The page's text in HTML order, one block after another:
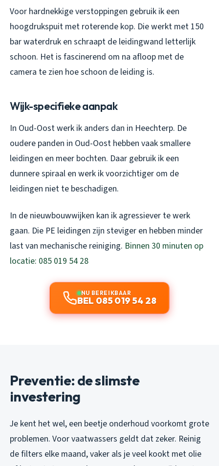
Voor hardnekkige verstoppingen gebruik ik een
hoogdrukspuit met roterende kop. Die werkt met 150
bar waterdruk en schraapt de leidingwand letterlijk
schoon. Het is fascinerend om na afloop met de
camera te zien hoe schoon de leiding is.
Wijk-specifieke aanpak
In Oud-Oost werk ik anders dan in Heechterp. De
oudere panden in Oud-Oost hebben vaak smallere
leidingen en meer bochten. Daar gebruik ik een
dunnere spiraal en werk ik voorzichtiger om de
leidingen niet te beschadigen.
In de nieuwbouwwijken kan ik agressiever te werk
gaan. Die PE leidingen zijn steviger en hebben minder
last van mechanische reiniging. Binnen 30 minuten op
locatie: 085 019 54 28
NU BEREIKBAAR
BEL 085 019 54 28
Preventie: de slimste
investering
Je kent het wel, een beetje onderhoud voorkomt grote
problemen. Voor vaatwassers geldt dat zeker. Reinig
de filters elke maand, vaker als je veel kookt met olie